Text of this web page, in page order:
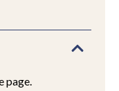
page.